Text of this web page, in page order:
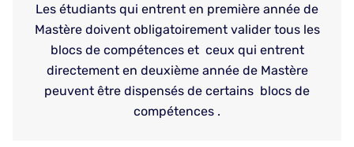
Les étudiants qui entrent en première année de
Mastère doivent obligatoirement valider tous les
blocs de compétences et ceux qui entrent
directement en deuxième année de Mastère
peuvent être dispensés de certains blocs de
compétences .